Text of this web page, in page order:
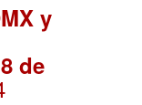
y
de